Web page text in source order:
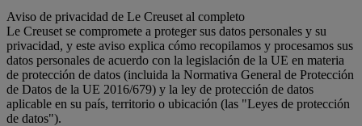
Aviso de privacidad de Le Creuset al completo
Le Creuset se compromete a proteger sus datos personales y su
privacidad, y este aviso explica cómo recopilamos y procesamos sus
datos personales de acuerdo con la legislación de la UE en materia
de protección de datos (incluida la Normativa General de Protección
de Datos de la UE 2016/679) y la ley de protección de datos
aplicable en su país, territorio o ubicación (las "Leyes de protección
de datos").